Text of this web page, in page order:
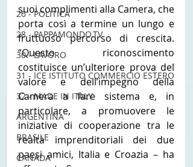
26 - POLITICA
28 - PAPPAMONDO.TV
30 - LAVORO
31 - ICE ISTITUTO COMMERCIO ESTERO
32 - MADE IN ITALY
ARGENTINA
BRASILE
CANADA
suoi complimenti alla Camera, che
porta così a termine un lungo e
fruttuoso percorso di crescita.
“Questo riconoscimento
costituisce un’ulteriore prova del
valore e dell’impegno della
Camera a fare sistema e, in
particolare, a promuovere le
iniziative di cooperazione tra le
realtà imprenditoriali dei due
paesi amici, Italia e Croazia – ha